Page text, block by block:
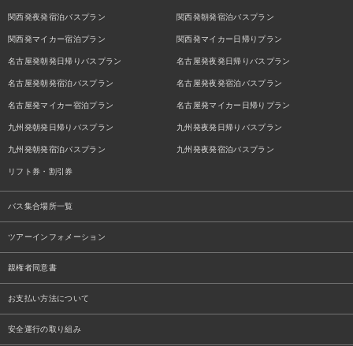
関西発夜発宿泊バスプラン 関西発朝発宿泊バスプラン
関西発マイカー宿泊プラン 関西発マイカー日帰りプラン
名古屋発朝発日帰りバスプラン 名古屋発夜発日帰りバスプラン
名古屋発朝発宿泊バスプラン 名古屋発夜発宿泊バスプラン
名古屋発マイカー宿泊プラン 名古屋発マイカー日帰りプラン
九州発朝発日帰りバスプラン 九州発夜発日帰りバスプラン
九州発朝発宿泊バスプラン 九州発夜発宿泊バスプラン
リフト券・割引券
バス集合場所一覧
ツアーインフォメーション
親権者同意書
お支払い方法について
安全運行の取り組み